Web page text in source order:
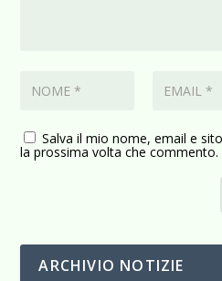
Salva il mio nome, email e
la prossima volta che commento.
ARCHIVIO NOTIZIE